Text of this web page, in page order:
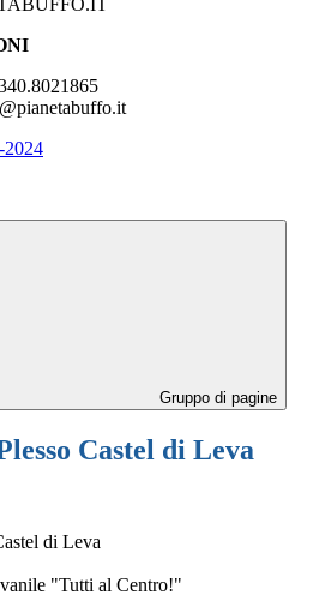
IT
8021865
it
2024
Gruppo di pagine
Castel di Leva
di Leva
"Tutti al Centro!"